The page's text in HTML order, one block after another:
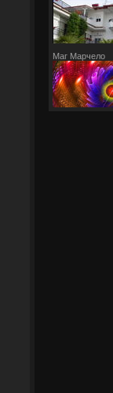
Маг Марчело